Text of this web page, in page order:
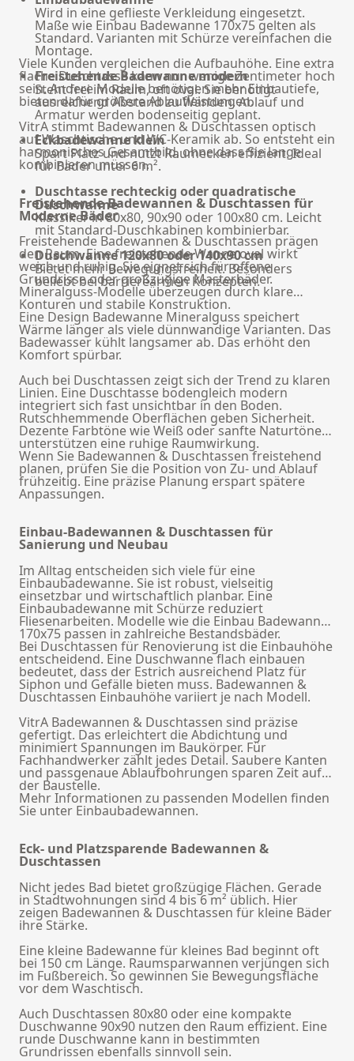
Wird in eine geflieste Verkleidung eingesetzt.
Maße wie Einbau Badewanne 170x75 gelten als
Standard. Varianten mit Schürze vereinfachen die
Montage.
Freistehende Badewanne modern
Steht frei im Raum, oft oval. Sie benötigt
ausreichend Abstand zu Wänden. Ablauf und
Armatur werden bodenseitig geplant.
Eckbadewanne klein
Spart Platz und nutzt Raumecken effizient. Ideal
für Bäder unter 6 m².
Duschtasse rechteckig oder quadratische
Duschwanne
Klassiker in 80x80, 90x90 oder 100x80 cm. Leicht
mit Standard-Duschkabinen kombinierbar.
Duschwanne 120x80 oder 140x90 cm
Bietet mehr Bewegungsfreiheit. Besonders
beliebt bei barrierearmen Konzepten.
Viele Kunden vergleichen die Aufbauhöhe. Eine extra
flache Duschtasse kann nur wenige Zentimeter hoch
sein. Andere Modelle benötigen mehr Einbautiefe,
bieten dafür größere Ablaufleistungen.
VitrA stimmt Badewannen & Duschtassen optisch
auf Waschtische und WC-Keramik ab. So entsteht ein
harmonisches Gesamtbild, ohne dass Sie lange
kombinieren müssen.
Freistehende Badewannen & Duschtassen für
Moderne Bäder
Freistehende Badewannen & Duschtassen prägen
den Raum. Eine freistehende Wanne oval wirkt
weich und ruhig. Sie eignet sich für offene
Grundrisse oder großzügige Masterbäder.
Mineralguss-Modelle überzeugen durch klare
Konturen und stabile Konstruktion.
Eine Design Badewanne Mineralguss speichert
Wärme länger als viele dünnwandige Varianten. Das
Badewasser kühlt langsamer ab. Das erhöht den
Komfort spürbar.
Auch bei Duschtassen zeigt sich der Trend zu klaren
Linien. Eine Duschtasse bodengleich modern
integriert sich fast unsichtbar in den Boden.
Rutschhemmende Oberflächen geben Sicherheit.
Dezente Farbtöne wie Weiß oder sanfte Naturtöne
unterstützen eine ruhige Raumwirkung.
Wenn Sie Badewannen & Duschtassen freistehend
planen, prüfen Sie die Position von Zu- und Ablauf
frühzeitig. Eine präzise Planung erspart spätere
Anpassungen.
Einbau-Badewannen & Duschtassen für
Sanierung und Neubau
Im Alltag entscheiden sich viele für eine
Einbaubadewanne. Sie ist robust, vielseitig
einsetzbar und wirtschaftlich planbar. Eine
Einbaubadewanne mit Schürze reduziert
Fliesenarbeiten. Modelle wie die Einbau Badewanne
170x75 passen in zahlreiche Bestandsbäder.
Bei Duschtassen für Renovierung ist die Einbauhöhe
entscheidend. Eine Duschwanne flach einbauen
bedeutet, dass der Estrich ausreichend Platz für
Siphon und Gefälle bieten muss. Badewannen &
Duschtassen Einbauhöhe variiert je nach Modell.
VitrA Badewannen & Duschtassen sind präzise
gefertigt. Das erleichtert die Abdichtung und
minimiert Spannungen im Baukörper. Für
Fachhandwerker zählt jedes Detail. Saubere Kanten
und passgenaue Ablaufbohrungen sparen Zeit auf
der Baustelle.
Mehr Informationen zu passenden Modellen finden
Sie unter Einbaubadewannen.
Eck- und Platzsparende Badewannen &
Duschtassen
Nicht jedes Bad bietet großzügige Flächen. Gerade
in Stadtwohnungen sind 4 bis 6 m² üblich. Hier
zeigen Badewannen & Duschtassen für kleine Bäder
ihre Stärke.
Eine kleine Badewanne für kleines Bad beginnt oft
bei 150 cm Länge. Raumsparwannen verjüngen sich
im Fußbereich. So gewinnen Sie Bewegungsfläche
vor dem Waschtisch.
Auch Duschtassen 80x80 oder eine kompakte
Duschwanne 90x90 nutzen den Raum effizient. Eine
runde Duschwanne kann in bestimmten
Grundrissen ebenfalls sinnvoll sein.